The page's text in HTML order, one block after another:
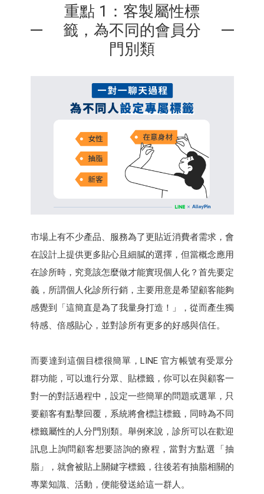
重點 1：客製屬性標
籤，為不同的會員分
門別類
市場上有不少產品、服務為了更貼近消費者需求，會
在設計上提供更多貼心且細膩的選擇，但當概念應用
在診所時，究竟該怎麼做才能實現個人化？首先要定
義，所謂個人化診所行銷，主要用意是希望顧客能夠
感覺到「這簡直是為了我量身打造！」，從而產生獨
特感、倍感貼心，並對診所有更多的好感與信任。
而要達到這個目標很簡單，LINE 官方帳號有受眾分
群功能，可以進行分眾、貼標籤，你可以在與顧客一
對一的對話過程中，設定一些簡單的問題或選單，只
要顧客有點擊回覆，系統將會標註標籤，同時為不同
標籤屬性的人分門別類。舉例來說，診所可以在歡迎
訊息上詢問顧客想要諮詢的療程，當對方點選「抽
脂」，就會被貼上關鍵字標籤，往後若有抽脂相關的
專業知識、活動，便能發送給這一群人。